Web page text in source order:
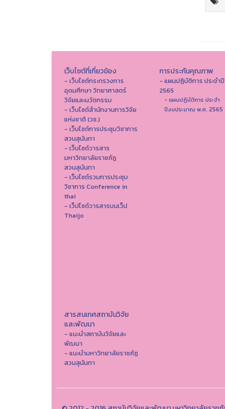
เว็บไซต์ที่เกี่ยวข้อง
- เว็บไซต์กระทรวงการ
อุดมศึกษา วิทยาศาสตร์
วิจัยและนวัตกรรม
- เว็บไซต์สำนักงานการวิจัย
แห่งชาติ (วช.)
- เว็บไซต์การประชุมวิชาการ
สวนสุนันทา
- เว็บไซต์วารสาร
มหาวิทยาลัยราชภัฏ
สวนสุนันทา
- เว็บไซต์รวมการประชุม
วิชาการ Conference in
thai
- เว็ปไซต์วารสารบนเว็ป
Thaijo
การประกันคุณภาพ
- แผนปฏิบัติการ ประจำปี
2565
- แผนปฏิบัติการ ประจำ
ปีงบประมาณ พ.ศ. 2565
สารสนเทศสถาบันวิจัย
และพัฒนา
- แนะนำสถาบันวิจัยและ
พัฒนา
- แนะนำมหาวิทยาลัยราชภัฏ
สวนสุนันทา